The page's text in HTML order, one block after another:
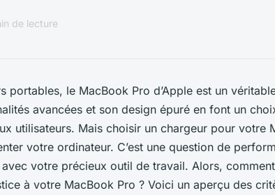
de lecture
portables, le MacBook Pro d’Apple est un
avancées et son design épuré en font un
utilisateurs. Mais choisir un chargeur pour votre
votre ordinateur. C’est une question de
votre précieux outil de travail. Alors,
à votre MacBook Pro ? Voici un aperçu des